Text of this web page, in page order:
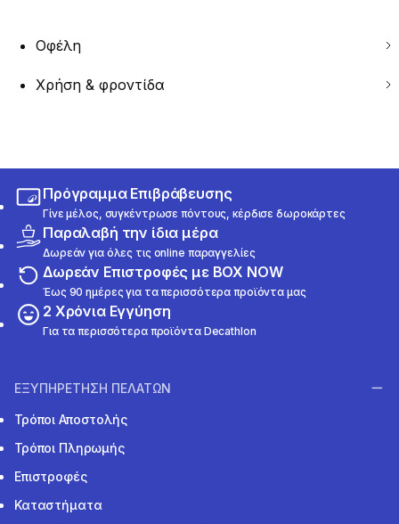
Οφέλη
Χρήση & φροντίδα
Πρόγραμμα Επιβράβευσης
Γίνε μέλος, συγκέντρωσε πόντους, κέρδισε δωροκάρτες
Παραλαβή την ίδια μέρα
Δωρεάν για όλες τις online παραγγελίες
Δωρεάν Επιστροφές με BOX NOW
Έως 90 ημέρες για τα περισσότερα προϊόντα μας
2 Χρόνια Εγγύηση
Για τα περισσότερα προϊόντα Decathlon
ΕΞΥΠΗΡΕΤΗΣΗ ΠΕΛΑΤΩΝ
Τρόποι Αποστολής
Τρόποι Πληρωμής
Επιστροφές
Καταστήματα